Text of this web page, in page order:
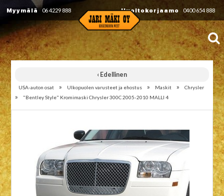
Myymälä 06 4229 888 Huoltokorjaamo 0400 654 888
‹ Edellinen
USA-auton osat » Ulkopuolen varusteet ja ehostus » Maskit » Chrysler
» "Bentley Style" Kromimaski Chrysler 300C 2005-2010 MALLI 4